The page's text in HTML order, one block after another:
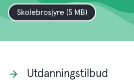
Skolebrosjyre (5 MB)
Utdanningstilbud